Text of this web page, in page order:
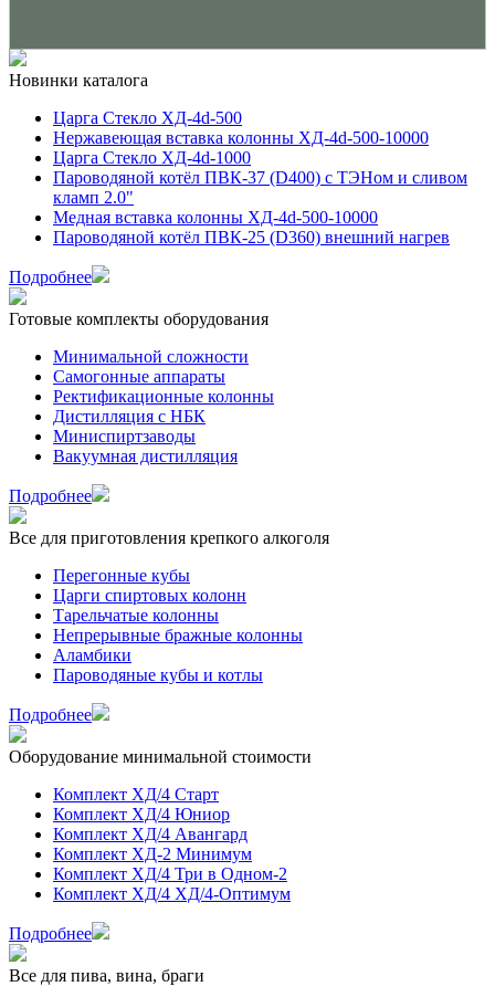
Новинки каталога
Царга Стекло ХД-4d-500
Нержавеющая вставка колонны ХД-4d-500-10000
Царга Стекло ХД-4d-1000
Пароводяной котёл ПВК-37 (D400) с ТЭНом и сливом
кламп 2.0"
Медная вставка колонны ХД-4d-500-10000
Пароводяной котёл ПВК-25 (D360) внешний нагрев
Подробнее
Готовые комплекты оборудования
Минимальной сложности
Самогонные аппараты
Ректификационные колонны
Дистилляция с НБК
Миниспиртзаводы
Вакуумная дистилляция
Подробнее
Все для приготовления крепкого алкоголя
Перегонные кубы
Царги спиртовых колонн
Тарельчатые колонны
Непрерывные бражные колонны
Аламбики
Пароводяные кубы и котлы
Подробнее
Оборудование минимальной стоимости
Комплект ХД/4 Старт
Комплект ХД/4 Юниор
Комплект ХД/4 Авангард
Комплект ХД-2 Минимум
Комплект ХД/4 Три в Одном-2
Комплект ХД/4 ХД/4-Оптимум
Подробнее
Все для пива, вина, браги